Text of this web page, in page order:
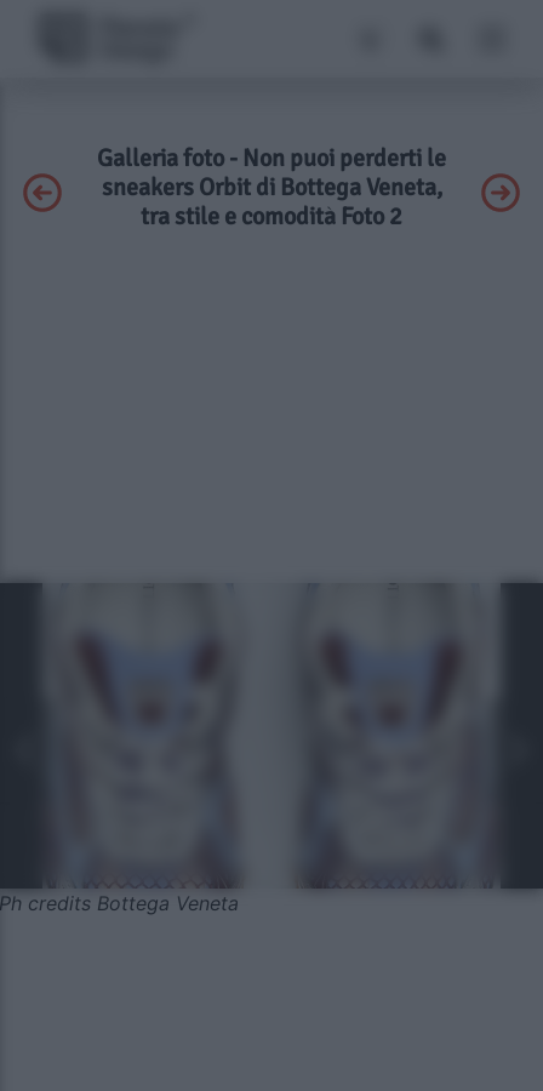
Galleria foto - Non puoi perderti le
sneakers Orbit di Bottega Veneta,
tra stile e comodità Foto 2
Ph credits Bottega Veneta